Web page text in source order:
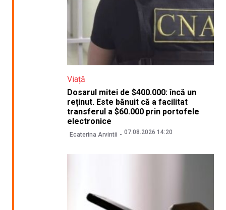
Viață
Dosarul mitei de $400.000: încă un
reținut. Este bănuit că a facilitat
transferul a $60.000 prin portofele
electronice
Ecaterina Arvintii 07.08.2026 14:20